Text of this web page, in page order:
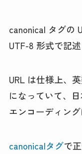
canonical タグの
UTF-8 形式で記述
URL は仕様上、
になっていて、
エンコーディン
canonicalタグで